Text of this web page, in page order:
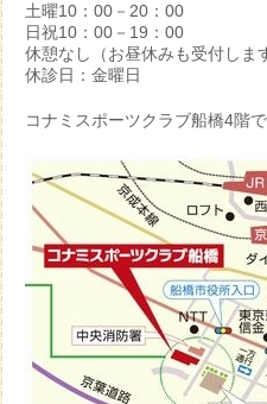
土曜10：00－20：00
日祝10：00－19：00
休憩なし（お昼休みも受付しま
休診日：金曜日
コナミスポーツクラブ船橋4階